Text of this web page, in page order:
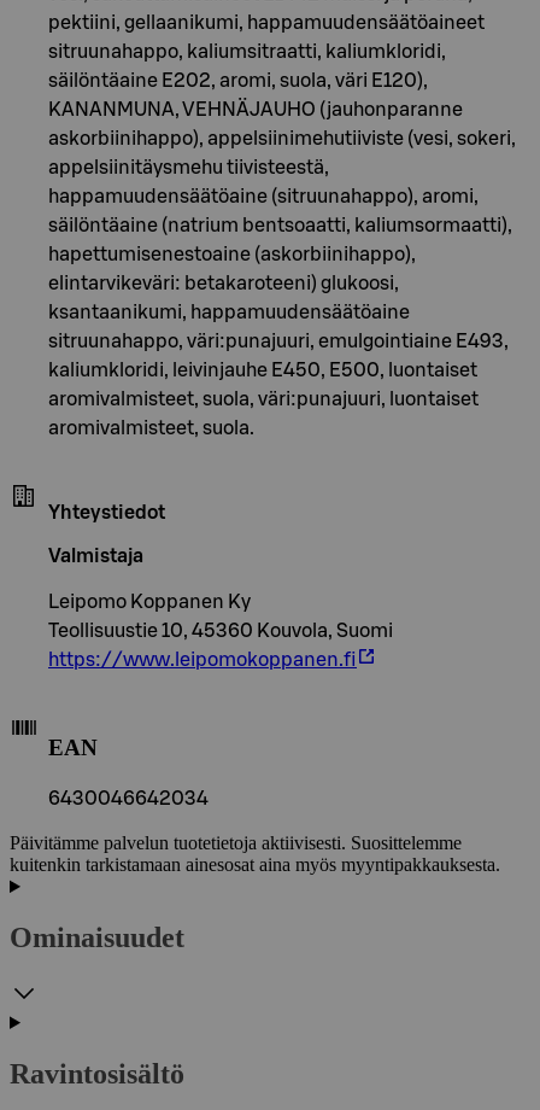
pektiini, gellaanikumi, happamuudensäätöaineet
sitruunahappo, kaliumsitraatti, kaliumkloridi,
säilöntäaine E202, aromi, suola, väri E120),
KANANMUNA, VEHNÄJAUHO (jauhonparanne
askorbiinihappo), appelsiinimehutiiviste (vesi, sokeri,
appelsiinitäysmehu tiivisteestä,
happamuudensäätöaine (sitruunahappo), aromi,
säilöntäaine (natrium bentsoaatti, kaliumsormaatti),
hapettumisenestoaine (askorbiinihappo),
elintarvikeväri: betakaroteeni) glukoosi,
ksantaanikumi, happamuudensäätöaine
sitruunahappo, väri:punajuuri, emulgointiaine E493,
kaliumkloridi, leivinjauhe E450, E500, luontaiset
aromivalmisteet, suola, väri:punajuuri, luontaiset
aromivalmisteet, suola.
Yhteystiedot
Valmistaja
Leipomo Koppanen Ky
Teollisuustie 10, 45360 Kouvola, Suomi
https://www.leipomokoppanen.fi
EAN
6430046642034
Päivitämme palvelun tuotetietoja aktiivisesti. Suosittelemme
kuitenkin tarkistamaan ainesosat aina myös myyntipakkauksesta.
Ominaisuudet
Ravintosisältö